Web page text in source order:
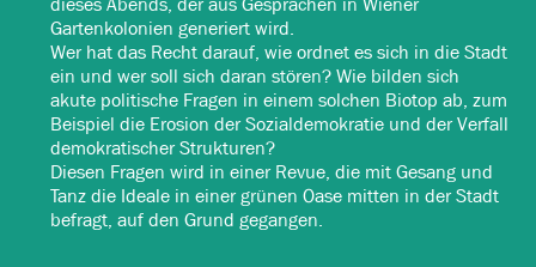
Gartenkolonien generiert wird.
Wer hat das Recht darauf, wie ordnet es sich in die Stadt
ein und wer soll sich daran stören? Wie bilden sich
akute politische Fragen in einem solchen Biotop ab, zum
Beispiel die Erosion der Sozialdemokratie und der Verfall
demokratischer Strukturen?
Diesen Fragen wird in einer Revue, die mit Gesang und
Tanz die Ideale in einer grünen Oase mitten in der Stadt
befragt, auf den Grund gegangen.